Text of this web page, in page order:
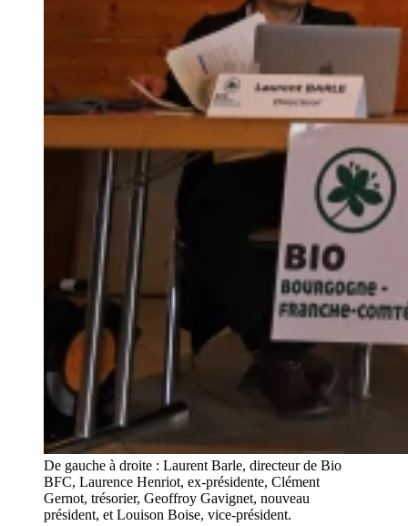
De gauche à droite : Laurent Barle, directeur de Bio
BFC, Laurence Henriot, ex-présidente, Clément
Gernot, trésorier, Geoffroy Gavignet, nouveau
président, et Louison Boise, vice-président.